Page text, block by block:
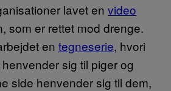
lavet en video
som er rettet mod drenge.
en tegneserie, hvori
sig til piger og
side henvender sig til dem,